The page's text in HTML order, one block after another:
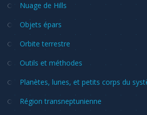
Nuage de Hills
Objets épars
Orbite terrestre
Outils et méthodes
Planètes, lunes, et petits corps du
Région transneptunienne